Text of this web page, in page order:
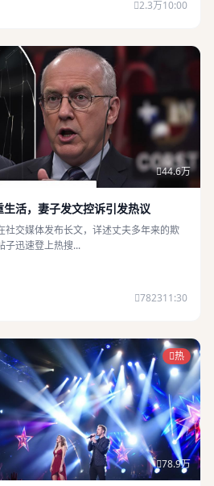
2.3万10:00
44.6万
活，妻子发文控诉引发热议
社交媒体发布长文，详述丈夫多年来的欺
子迅速登上热搜...
782311:30
热
78.9万